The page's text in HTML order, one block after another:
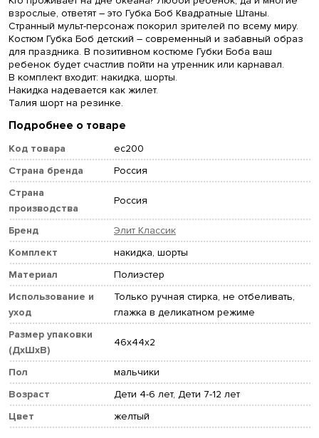
взрослые, ответят – это Губка Боб Квадратные Штаны.
Странный мульт-персонаж покорил зрителей по всему миру.
Костюм Губка Боб детский – современный и забавный образ
для праздника. В позитивном костюме Губки Боба ваш
ребенок будет счастлив пойти на утренник или карнавал.
В комплект входит: накидка, шорты.
Накидка надевается как жилет.
Талия шорт на резинке.
Подробнее о товаре
Код товара
ec200
Страна бренда
Россия
Страна
производства
Россия
Бренд
Элит Классик
Комплект
накидка, шорты
Материал
Полиэстер
Использование и
уход
Только ручная стирка, не отбеливать,
глажка в деликатном режиме
Размер упаковки
(ДхШхВ)
46x44x2
Пол
мальчики
Возраст
Дети 4-6 лет, Дети 7-12 лет
Цвет
желтый